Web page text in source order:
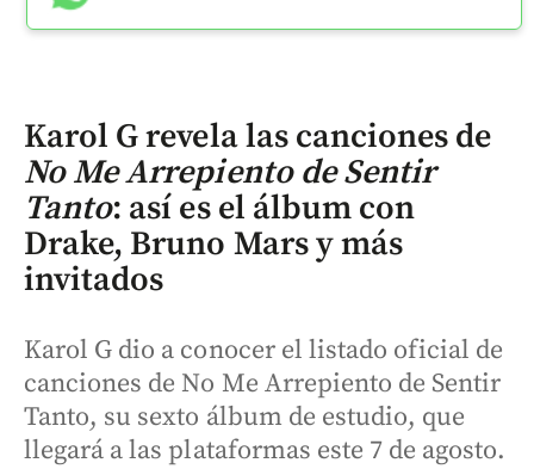
Karol G revela las canciones de
No Me Arrepiento de Sentir
Tanto: así es el álbum con
Drake, Bruno Mars y más
invitados
Karol G dio a conocer el listado oficial de
canciones de No Me Arrepiento de Sentir
Tanto, su sexto álbum de estudio, que
llegará a las plataformas este 7 de agosto.